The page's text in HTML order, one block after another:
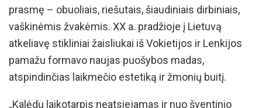
prasmę – obuoliais, riešutais, šiaudiniais dirbiniais,
vaškinėmis žvakėmis. XX a. pradžioje į Lietuvą
atkeliavę stikliniai žaisliukai iš Vokietijos ir Lenkijos
pamažu formavo naujas puošybos madas,
atspindinčias laikmečio estetiką ir žmonių buitį.
„Kalėdų laikotarpis neatsiejamas ir nuo šventinio